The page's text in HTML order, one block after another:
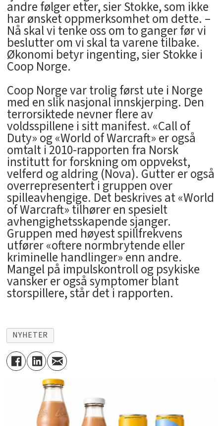
andre følger etter, sier Stokke, som ikke
har ønsket oppmerksomhet om dette. –
Nå skal vi tenke oss om to ganger før vi
beslutter om vi skal ta varene tilbake.
Økonomi betyr ingenting, sier Stokke i
Coop Norge.
Coop Norge var trolig først ute i Norge
med en slik nasjonal innskjerping. Den
terrorsiktede nevner flere av
voldsspillene i sitt manifest. «Call of
Duty» og «World of Warcraft» er også
omtalt i 2010-rapporten fra Norsk
institutt for forskning om oppvekst,
velferd og aldring (Nova). Gutter er også
overrepresentert i gruppen over
spilleavhengige. Det beskrives at «World
of Warcraft» tilhører en spesielt
avhengighetsskapende sjanger.
Gruppen med høyest spillfrekvens
utfører «oftere normbrytende eller
kriminelle handlinger» enn andre.
Mangel på impulskontroll og psykiske
vansker er også symptomer blant
storspillere, står det i rapporten.
NYHETER